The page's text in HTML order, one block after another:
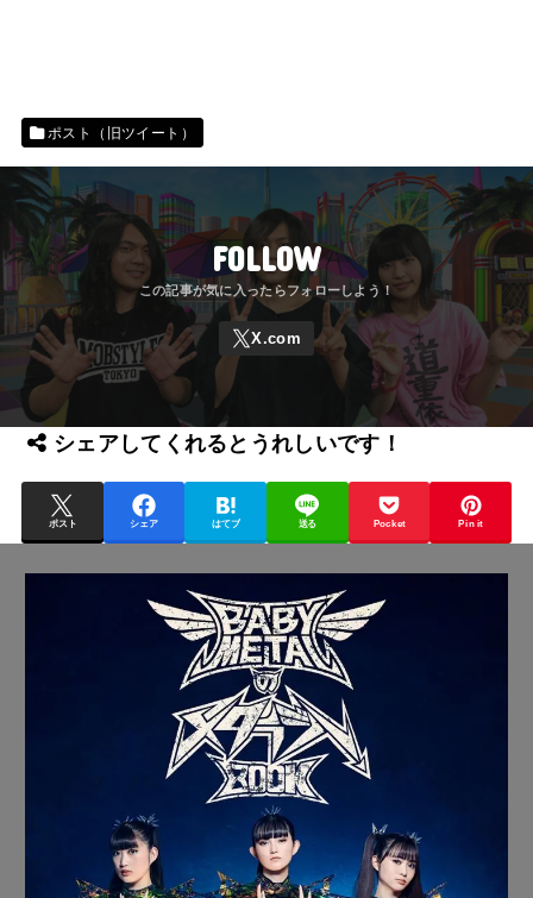
ポスト（旧ツイート）
FOLLOW
シェアしてくれるとうれしいです！
ポスト シェア はてブ 送る Pocket Pin it